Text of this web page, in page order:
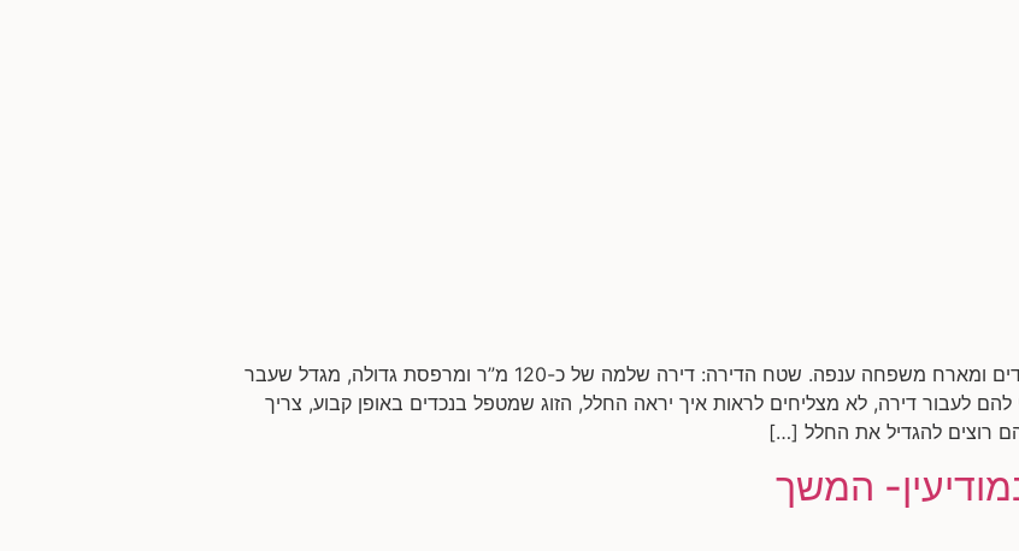
שיפוץ דירה במגדל המשפחה: זוג שמטפל בנכדים ומארח משפחה ענפה. שטח הדירה: דירה שלמה של כ-120 מ”ר ומרפסת גדולה, מגדל שעבר
לעבור דירה, לא מצליחים לראות איך יראה החלל, הזוג שמטפל בנכדים באופן קבוע, צריך
רוצים להגדיל את החלל […]
המשך